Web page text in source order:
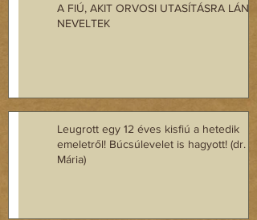
A FIÚ, AKIT ORVOSI UTASÍTÁSRA
NEVELTEK
Leugrott egy 12 éves kisfiú a hetedik
emeletről! Búcsúlevelet is hagyott! (dr.
Mária)